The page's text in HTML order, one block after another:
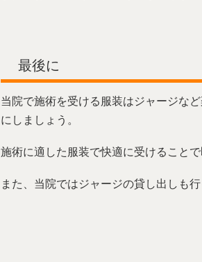
最後に
当院で施術を受ける服装はジャージな
にしましょう。
施術に適した服装で快適に受けること
また、当院ではジャージの貸し出しも